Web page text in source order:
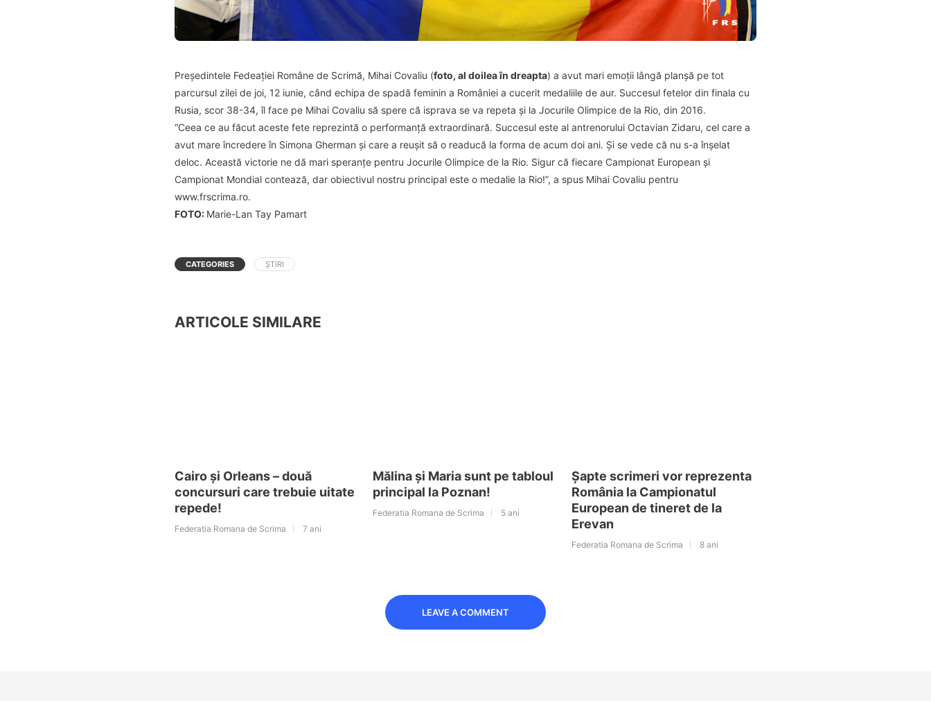
Președintele Fedeației Române de Scrimă, Mihai Covaliu (foto, al doilea în dreapta) a avut mari emoții lângă planșă pe tot
parcursul zilei de joi, 12 iunie, când echipa de spadă feminin a României a cucerit medaliile de aur. Succesul fetelor din finala cu
Rusia, scor 38-34, îl face pe Mihai Covaliu să spere că isprava se va repeta și la Jocurile Olimpice de la Rio, din 2016.
“Ceea ce au făcut aceste fete reprezintă o performanță extraordinară. Succesul este al antrenorului Octavian Zidaru, cel care a
avut mare încredere în Simona Gherman și care a reușit să o readucă la forma de acum doi ani. Și se vede că nu s-a înșelat
deloc. Această victorie ne dă mari speranțe pentru Jocurile Olimpice de la Rio. Sigur că fiecare Campionat European și
Campionat Mondial contează, dar obiectivul nostru principal este o medalie la Rio!”, a spus Mihai Covaliu pentru
www.frscrima.ro.
FOTO: Marie-Lan Tay Pamart
CATEGORIES ȘTIRI
ARTICOLE SIMILARE
Cairo și Orleans – două
concursuri care trebuie uitate
repede!
Federatia Romana de Scrima 7 ani
Mălina și Maria sunt pe tabloul
principal la Poznan!
Federatia Romana de Scrima 5 ani
Șapte scrimeri vor reprezenta
România la Campionatul
European de tineret de la
Erevan
Federatia Romana de Scrima 8 ani
LEAVE A COMMENT